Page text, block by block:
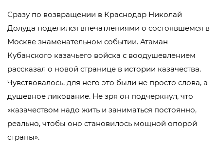
Сразу по возвращении в Краснодар Николай
Долуда поделился впечатлениями о состоявшемся в
Москве знаменательном событии. Атаман
Кубанского казачьего войска с воодушевлением
рассказал о новой странице в истории казачества.
Чувствовалось, для него это были не просто слова, а
душевное ликование. Не зря он подчеркнул, что
«казачеством надо жить и заниматься постоянно,
реально, чтобы оно становилось мощной опорой
страны».